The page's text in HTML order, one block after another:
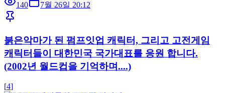
140 7월 26일 20:12
붉은악마가 된 펌프잇업 캐릭터, 그리고 고전게임
캐릭터들이 대한민국 국가대표를 응원 합니다.
(2002년 월드컵을 기억하며....)
[4]